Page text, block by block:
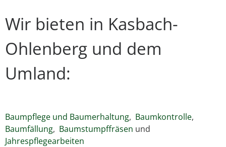
Wir bieten in Kasbach-
Ohlenberg und dem
Umland:
Baumpflege und Baumerhaltung, Baumkontrolle,
Baumfällung, Baumstumpffräsen und
Jahrespflegearbeiten